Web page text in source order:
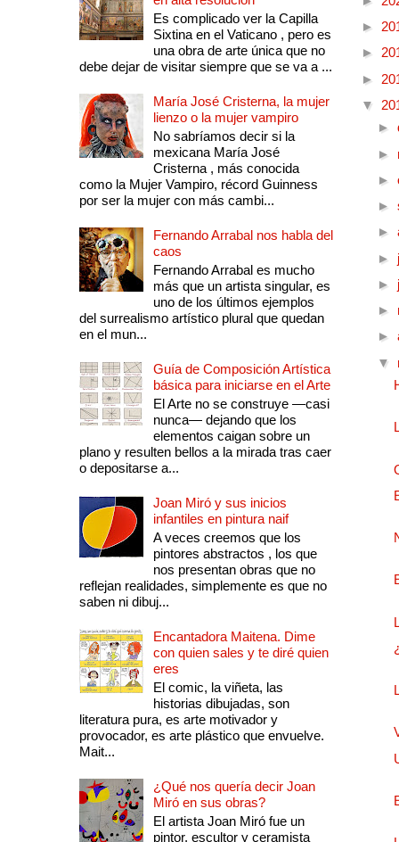
Es complicado ver la Capilla
Sixtina en el Vaticano , pero es
una obra de arte única que no
debe dejar de visitar siempre que se va a ...
María José Cristerna, la mujer
lienzo o la mujer vampiro
No sabríamos decir si la
mexicana María José
Cristerna , más conocida
como la Mujer Vampiro, récord Guinness
por ser la mujer con más cambi...
Fernando Arrabal nos habla del
caos
Fernando Arrabal es mucho
más que un artista singular, es
uno de los últimos ejemplos
del surrealismo artístico plural que quedan
en el mun...
Guía de Composición Artística
básica para iniciarse en el Arte
El Arte no se construye —casi
nunca— dejando que los
elementos caigan sobre un
plano y resulten bellos a la mirada tras caer
o depositarse a...
Joan Miró y sus inicios
infantiles en pintura naif
A veces creemos que los
pintores abstractos , los que
nos presentan obras que no
reflejan realidades, simplemente es que no
saben ni dibuj...
Encantadora Maitena. Dime
con quien sales y te diré quien
eres
El comic, la viñeta, las
historias dibujadas, son
literatura pura, es arte motivador y
provocador, es arte plástico que envuelve.
Mait...
¿Qué nos quería decir Joan
Miró en sus obras?
El artista Joan Miró fue un
pintor, escultor y ceramista
►
►
►
▼
►
►
►
►
►
►
►
►
►
▼